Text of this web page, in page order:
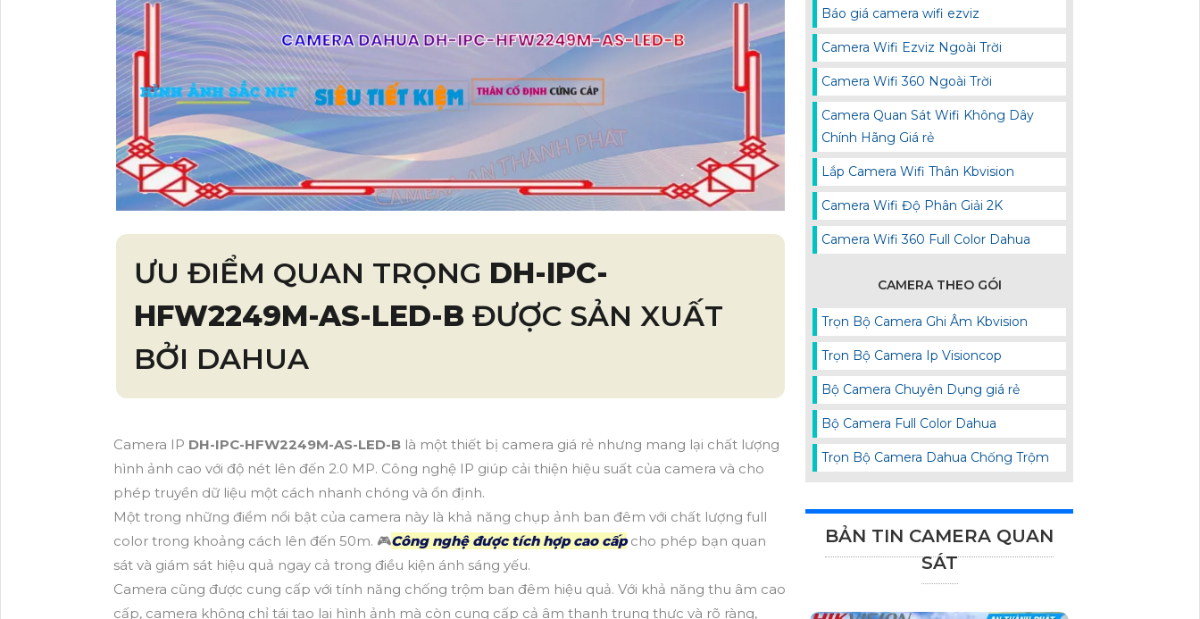
ƯU ĐIỂM QUAN TRỌNG DH-IPC-
HFW2249M-AS-LED-B ĐƯỢC SẢN XUẤT
BỞI DAHUA
Camera IP DH-IPC-HFW2249M-AS-LED-B là một thiết bị camera giá rẻ nhưng mang lại chất lượng
hình ảnh cao với độ nét lên đến 2.0 MP. Công nghệ IP giúp cải thiện hiệu suất của camera và cho
phép truyền dữ liệu một cách nhanh chóng và ổn định.
Một trong những điểm nổi bật của camera này là khả năng chụp ảnh ban đêm với chất lượng full
color trong khoảng cách lên đến 50m. 🎮Công nghệ được tích hợp cao cấpcho phép bạn quan
sát và giám sát hiệu quả ngay cả trong điều kiện ánh sáng yếu.
Camera cũng được cung cấp với tính năng chống trộm ban đêm hiệu quả. Với khả năng thu âm cao
cấp, camera không chỉ tái tạo lại hình ảnh mà còn cung cấp cả âm thanh trung thực và rõ ràng,
Báo giá camera wifi ezviz
Camera Wifi Ezviz Ngoài Trời
Camera Wifi 360 Ngoài Trời
Camera Quan Sát Wifi Không Dây
Chính Hãng Giá rẻ
Lắp Camera Wifi Thân Kbvision
Camera Wifi Độ Phân Giải 2K
Camera Wifi 360 Full Color Dahua
CAMERA THEO GÓI
Trọn Bộ Camera Ghi Âm Kbvision
Trọn Bộ Camera Ip Visioncop
Bộ Camera Chuyên Dụng giá rẻ
Bộ Camera Full Color Dahua
Trọn Bộ Camera Dahua Chống Trộm
BẢN TIN CAMERA QUAN
SÁT